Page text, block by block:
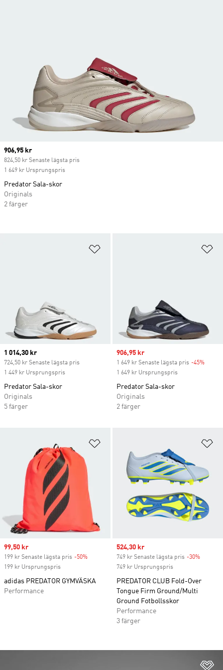
Current price
1 014,30 kr
724,50 kr Senaste lägsta pris
1 449 kr Ursprungspris
Predator Sala-skor
Originals
5 färger
Sale price
906,95 kr
1 649 kr Senaste lägsta pris -45%
1 649 kr Ursprungspris
Predator Sala-skor
Originals
2 färger
Sale price
99,50 kr
199 kr Senaste lägsta pris -50%
199 kr Ursprungspris
adidas PREDATOR GYMVÄSKA
Performance
Sale price
524,30 kr
749 kr Senaste lägsta pris -30%
749 kr Ursprungspris
PREDATOR CLUB Fold-Over
Tongue Firm Ground/Multi
Ground Fotbollsskor
Performance
3 färger
Current price
906,95 kr
824,50 kr Senaste lägsta pris
1 649 kr Ursprungspris
Predator Sala-skor
Originals
2 färger